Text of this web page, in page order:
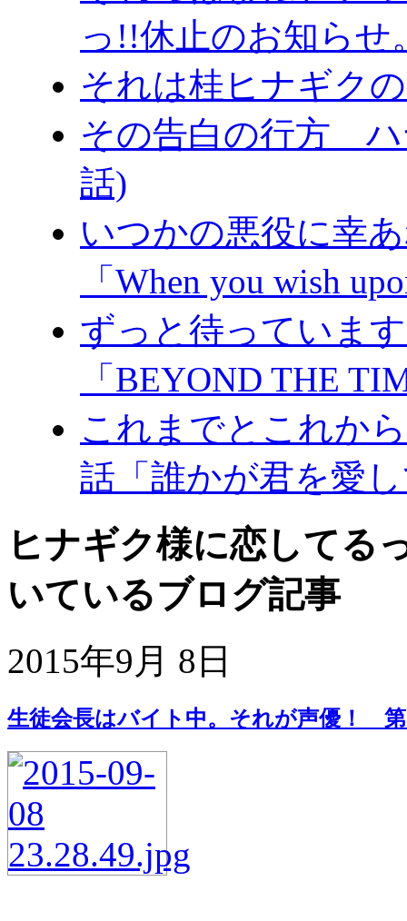
っ!!休止のお知らせ
それは桂ヒナギク
その告白の行方 ハ
話)
いつかの悪役に幸
「When you wish
ずっと待っていま
「BEYOND THE
これまでとこれか
話「誰かが君を愛
ヒナギク様に恋してる
いているブログ記事
2015年9月 8日
生徒会長はバイト中。それが声優！ 第